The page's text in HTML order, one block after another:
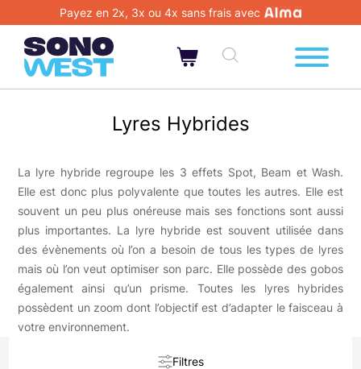
Payez en 2x, 3x ou 4x sans frais avec
Lyres Hybrides
La lyre hybride regroupe les 3 effets Spot, Beam et Wash.
Elle est donc plus polyvalente que toutes les autres. Elle est
souvent un peu plus onéreuse mais ses fonctions sont aussi
plus importantes. La lyre hybride est souvent utilisée dans
des évènements où l’on a besoin de tous les types de lyres
mais où l’on veut optimiser son parc. Elle possède des gobos
également ainsi qu’un prisme. Toutes les lyres hybrides
possèdent un zoom dont l’objectif est d’adapter le faisceau à
votre environnement.
Filtres